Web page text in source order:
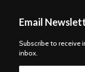
Email
Subscribe to receive
inbox.